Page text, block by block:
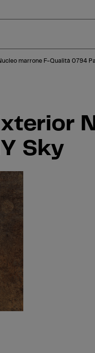
marrone F-Qualità 0794
Sky